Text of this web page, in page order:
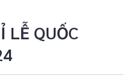
LỄ QUỐC